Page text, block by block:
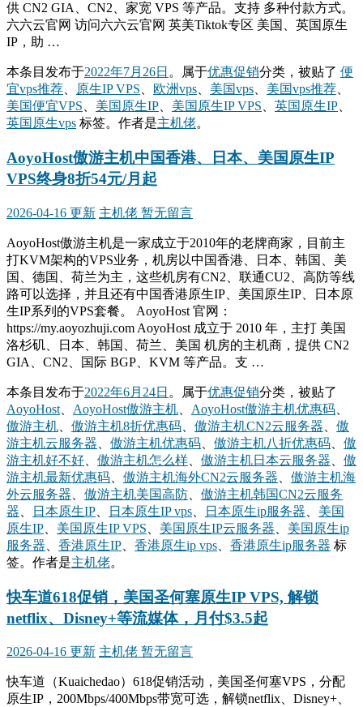
供 CN2 GIA、CN2、家宽 VPS 等产品。支持 多种付款方式。
六六云官网 访问六六云官网 英美Tiktok专区 美国、英国原生
IP，助 …
本条目发布于2022年7月26日 。属于优惠促销分类，被贴了 便
宜vps推荐
原生IP VPS 欧洲vps 美国vps 美国vps推荐
美国便宜VPS
美国原生IP 美国原生IP VPS 英国原生IP
英国原生vps 标签。 作者是主机佬。
AoyoHost傲游主机中国香港、日本、美国原生IP
VPS终身8折54元/月起
2026-04-16 更新 主机佬 暂无留言
AoyoHost傲游主机是一家成立于2010年的老牌商家，目前主
打KVM架构的VPS业务，机房以中国香港、日本、韩国、美
国、德国、荷兰为主，这些机房有CN2、联通CU2、高防等线
路可以选择，并且还有中国香港原生IP、美国原生IP、日本原
生IP系列的VPS套餐。 AoyoHost 官网：
https://my.aoyozhuji.com AoyoHost 成立于 2010 年，主打 美国
洛杉矶、日本、韩国、荷兰、美国 机房的主机商，提供 CN2
GIA、CN2、国际 BGP、KVM 等产品。支 …
本条目发布于2022年6月24日 。属于优惠促销分类，被贴了
AoyoHost
AoyoHost傲游主机 AoyoHost傲游主机优惠码
傲游主机
傲游主机8折优惠码 傲游主机CN2云服务器
傲
游主机云服务器
傲游主机优惠码 傲游主机八折优惠码
傲
游主机好不好
傲游主机怎么样 傲游主机日本云服务器
傲
游主机最新优惠码
傲游主机海外CN2云服务器
傲游主机海
外云服务器
傲游主机美国高防
傲游主机韩国CN2云服务
器
日本原生IP 日本原生IP vps 日本原生ip服务器
美国
原生IP
美国原生IP VPS 美国原生IP云服务器
美国原生ip
服务器
香港原生IP 香港原生ip vps 香港原生ip服务器 标
签。 作者是主机佬。
快车道618促销，美国圣何塞原生IP VPS, 解锁
netflix、Disney+等流媒体，月付$3.5起
2026-04-16 更新 主机佬 暂无留言
快车道（Kuaichedao）618促销活动，美国圣何塞VPS，分配
原生IP，200Mbps/400Mbps带宽可选，解锁netflix、Disney+、